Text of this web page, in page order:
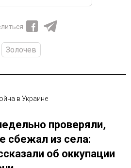
Золочев
в Украине
проверяли,
сбежал из села:
об оккупации